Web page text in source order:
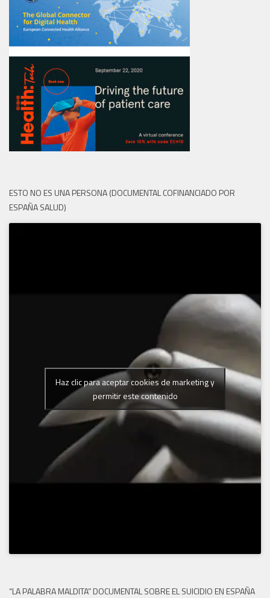
ESTO NO ES UNA PERSONA (DOCUMENTAL COFINANCIADO POR
ESPAÑA SALUD)
Haz clic para aceptar cookies de marketing y
permitir este contenido
“LA PALABRA MALDITA” DOCUMENTAL SOBRE EL SUICIDIO EN ESPAÑA